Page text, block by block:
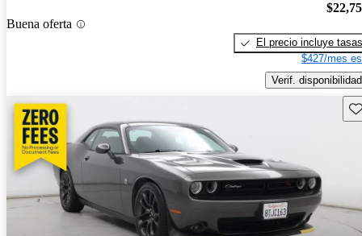
Buena oferta
El precio incluye tasas
$427/mes
Verif. disponibilidad